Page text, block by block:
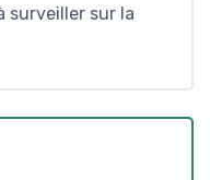
surveiller sur la